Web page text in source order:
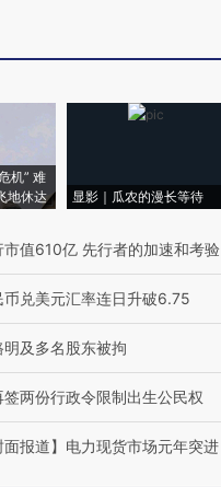
机” 难
地休达
显影｜瓜农的漫长等待
市值610亿 先行者的加速和考验
币兑美元汇率连日升破6.75
明及多名股东被拘
两份行政令限制出生公民权
面报道】电力现货市场元年突进